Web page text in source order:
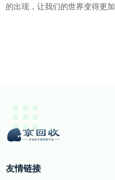
的出现，让我们的世界变得更加
友情链接